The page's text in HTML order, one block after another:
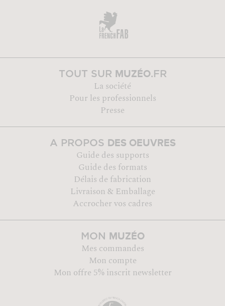
TOUT SUR MUZÉO.FR
La société
Pour les professionnels
Presse
A PROPOS DES OEUVRES
Guide des supports
Guide des formats
Délais de fabrication
Livraison & Emballage
Accrocher vos cadres
MON MUZÉO
Mes commandes
Mon compte
Mon offre 5% inscrit newsletter